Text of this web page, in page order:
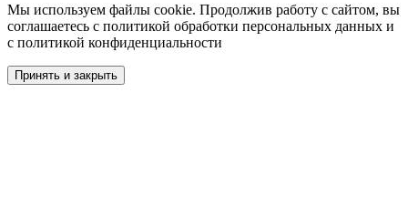
Мы используем файлы cookie. Продолжив работу с сайтом, вы
соглашаетесь с политикой обработки персональных данных и
с политикой конфиденциальности
Принять и закрыть